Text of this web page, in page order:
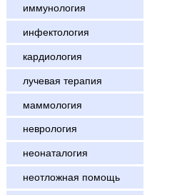
иммунология
инфектология
кардиология
лучевая терапия
маммология
неврология
неонаталогия
неотложная помощь